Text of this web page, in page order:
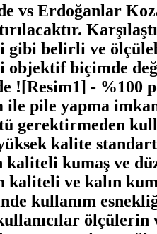
vs Erdoğanlar
gibi belirli ve
objektif biçimde
![Resim1] - %100
pile yapma
gerektirmeden
kalite
kaliteli kumaş ve
ve kalın
kullanım
ölçülerin